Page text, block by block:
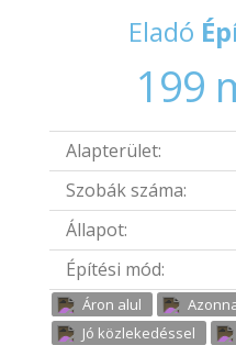
Eladó
199
Alapterület:
Szobák száma:
Állapot:
Építési mód:
Áron alul
Jó közlekedéssel